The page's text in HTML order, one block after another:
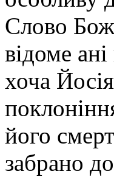
Слово
відоме
хоча
його
забрано